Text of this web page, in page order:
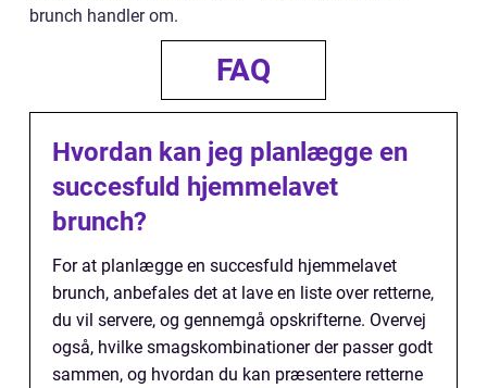
brunch handler om.
FAQ
Hvordan kan jeg planlægge en
succesfuld hjemmelavet
brunch?
For at planlægge en succesfuld hjemmelavet
brunch, anbefales det at lave en liste over retterne,
du vil servere, og gennemgå opskrifterne. Overvej
også, hvilke smagskombinationer der passer godt
sammen, og hvordan du kan præsentere retterne